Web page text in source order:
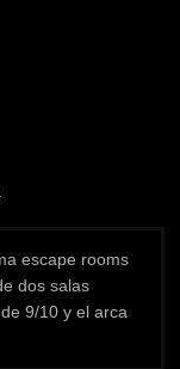
escape rooms
dos salas
9/10 y el arca